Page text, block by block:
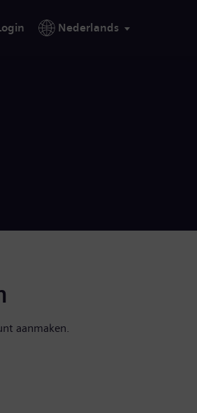
Nederlands
aanmaken.